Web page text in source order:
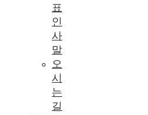
표
인
사
말
오
시
는
길